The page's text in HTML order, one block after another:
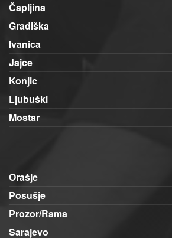
Čapljina
Gradiška
Ivanica
Jajce
Konjic
Ljubuški
Mostar
Orašje
Posušje
Prozor/Rama
Sarajevo